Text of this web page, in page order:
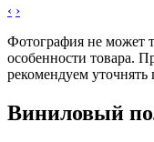
‹ ›
Фотография не может
особенности товара.
рекомендуем
Виниловый